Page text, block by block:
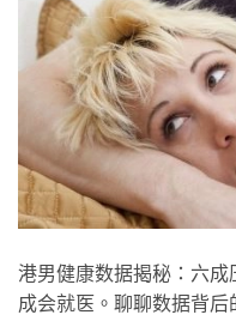
港男健康数据揭秘：六
成会就医。聊聊数据背后